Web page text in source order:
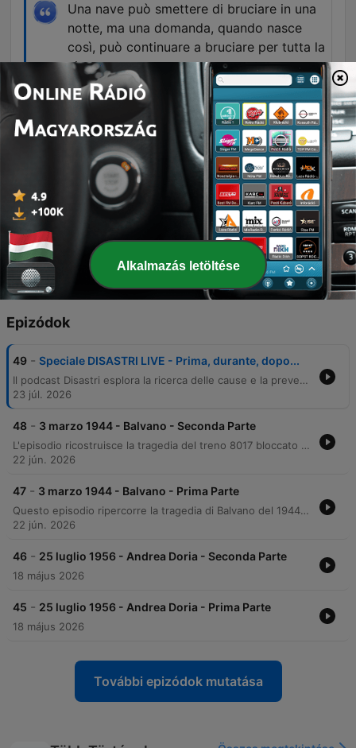
Una nave può smettere di bruciare in una
notte, ma una domanda, quando nasce
così, può continuare a bruciare per tutta la
vita.
00:47:14 · Questa frase sottolinea come
l'incidente del Moby Prince sia diventato un
mistero irrisolto che persiste nel tempo.
La memoria, quando è solo commozione,
dura un giorno. Quando diventa
responsabilità può cambiare il futuro.
00:56:57 · Il podcast conclude con una
riflessione sul valore civile del ricordare per
evitare che le tragedie si ripetano.
Epizódok
49 - Speciale DISASTRI LIVE - Prima, durante, dopo...
Il podcast Disastri esplora la ricerca delle cause e la prevenzione di grandi tragedie storiche italiane, analizzando come la normalità preceda spesso il disastro e come i segnali di pericolo vengano ignorati. Attraverso casi emblematici come il Vajont, l'Eternit e Rigopiano, si indaga la contaminazione invisibile dell'amianto e l'attesa angosciante dei soccorsi. Il racconto prosegue analizzando la transizione dal 'durante' al 'dopo' attraverso i casi di Vermicino, il Cermis e il Moby Prince. L'episodio approfondisce le incongruenze delle versioni ufficiali, le ombre sulle indagini e l'importanza etica della memoria storica per evitare che le ferite del passato rimangano senza verità.
23 júl. 2026
48 - 3 marzo 1944 - Balvano - Seconda Parte
L'episodio ricostruisce la tragedia del treno 8017 bloccato nella Galleria delle Armi, analizzando la letalità del monossido di carbonio e i fatali ritardi nei soccorsi. Attraverso le fasi cruciali del disastro, dalla scoperta del convoglio alla gestione dei corpi e delle fosse comuni, si esplora la gestione caotica dell'emergenza e le difficoltà nell'identificazione delle vittime. Il racconto approfondisce inoltre le indagini ufficiali e il successivo oblio della tragedia, rimasta confinata alla memoria privata delle famiglie. L'analisi evidenzia come una catena di errori e l'incertezza sui numeri delle vittime abbiano contribuito a far svanire questo evento drammatico dalla memoria nazionale.
22 jún. 2026
47 - 3 marzo 1944 - Balvano - Prima Parte
Questo episodio ripercorre la tragedia di Balvano del 1944, un disastro ferroviario dimenticato avvenuto in un'Italia devastata dalla guerra, caratterizzata da estrema povertà e controllo militare delle ferrovie. Attraverso l'analisi della linea Battipaglia-Potenza, si esplorano le criticità tecniche e umane che hanno preceduto il dramma. Il racconto si concentra sul convoglio 8017, evidenziando le difficili condizioni operative, l'uso di carbone scadente e l'anomalia tecnica delle locomotive. La narrazione culmina nella dinamica letale all'interno della Galleria delle Armi, dove l'avvelenamento da monossido di carbonio e l'incapacità dei soccorsi hanno trasformato una manovra di sicurezza in una trappola mortale.
22 jún. 2026
46 - 25 luglio 1956 - Andrea Doria - Seconda Parte
18 május 2026
45 - 25 luglio 1956 - Andrea Doria - Prima Parte
18 május 2026
További epizódok mutatása
Alkalmazás letöltése